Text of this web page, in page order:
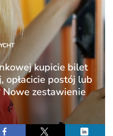
kupicie bilet
opłacicie postój lub
Nowe zestawienie